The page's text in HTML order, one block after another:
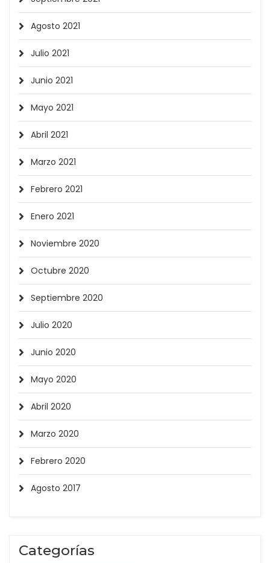
Agosto 2021
Julio 2021
Junio 2021
Mayo 2021
Abril 2021
Marzo 2021
Febrero 2021
Enero 2021
Noviembre 2020
Octubre 2020
Septiembre 2020
Julio 2020
Junio 2020
Mayo 2020
Abril 2020
Marzo 2020
Febrero 2020
Agosto 2017
Categorías